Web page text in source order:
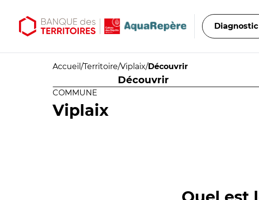
Diagnostic
Accueil /Territoire/Viplaix/Découvrir
Découvrir
COMMUNE
Viplaix